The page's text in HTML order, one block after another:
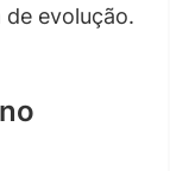
evolução.